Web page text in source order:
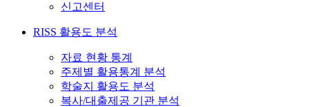
신고센터
RISS 활용도 분석
자료 현황 통계
주제별 활용통계 분석
학술지 활용도 분석
복사/대출제공 기관 분석